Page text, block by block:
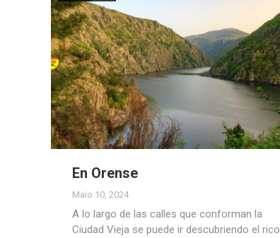
En Orense
Maio 10, 2024
A lo largo de las calles que conforman la
Ciudad Vieja se puede ir descubriendo el rico